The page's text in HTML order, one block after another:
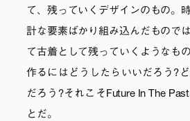
て、残っていくデザインのもの。
計な要素ばかり組み込んだもので
て古着として残っていくようなも
作るにはどうしたらいいだろう?
だろう?それこそFuture In The
とだ。